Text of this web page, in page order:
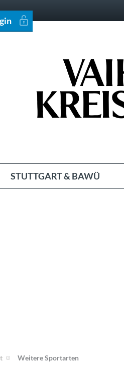
STUTTGART & BAWÜ
Weitere Sportarten